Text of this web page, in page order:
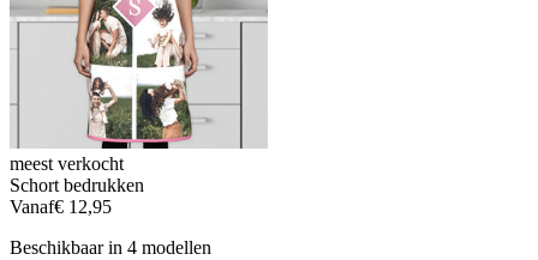
meest verkocht
Schort bedrukken
Vanaf€ 12,95
Beschikbaar in 4 modellen